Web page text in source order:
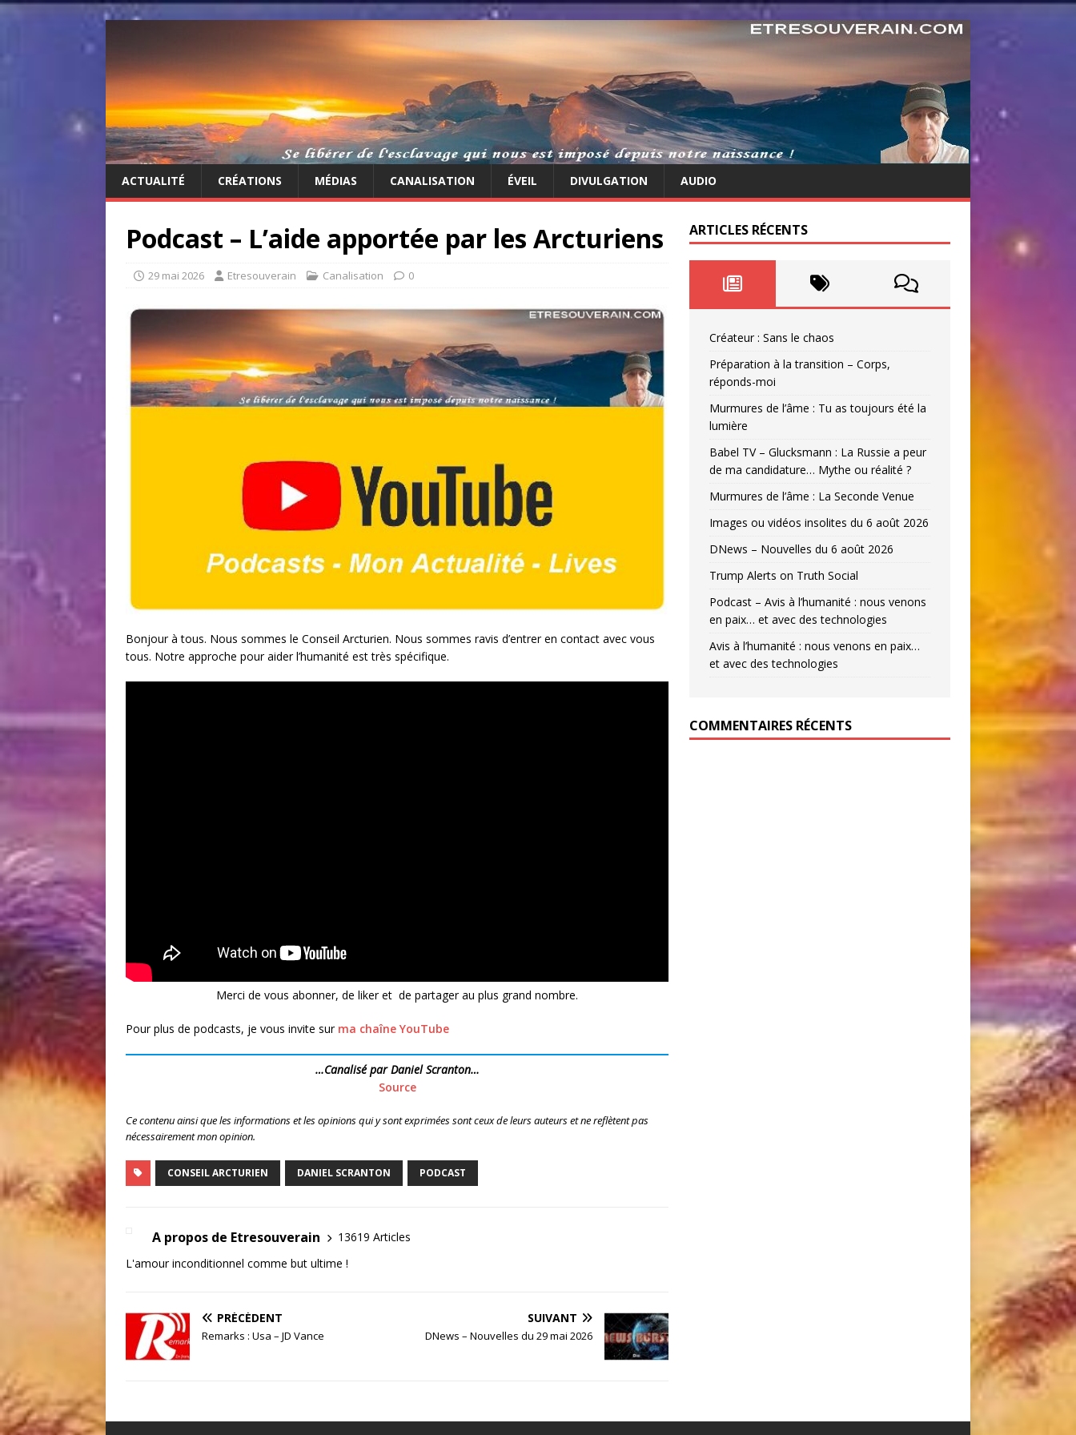
ACTUALITÉ CRÉATIONS MÉDIAS CANALISATION ÉVEIL DIVULGATION AUDIO
Podcast – L’aide apportée par les Arcturiens
29 mai 2026 Etresouverain Canalisation 0
Bonjour à tous. Nous sommes le Conseil Arcturien. Nous sommes ravis d’entrer en contact avec vous
tous. Notre approche pour aider l’humanité est très spécifique.
Merci de vous abonner, de liker et de partager au plus grand nombre.
Pour plus de podcasts, je vous invite sur ma chaîne YouTube
…Canalisé par Daniel Scranton…
Source
Ce contenu ainsi que les informations et les opinions qui y sont exprimées sont ceux de leurs auteurs et ne reflètent pas
nécessairement mon opinion.
CONSEIL ARCTURIEN DANIEL SCRANTON PODCAST
A propos de Etresouverain
13619 Articles
L'amour inconditionnel comme but ultime !
PRÉCÉDENT
Remarks : Usa – JD Vance
SUIVANT
DNews – Nouvelles du 29 mai 2026
ARTICLES RÉCENTS
Créateur : Sans le chaos
Préparation à la transition – Corps,
réponds-moi
Murmures de l’âme : Tu as toujours été la
lumière
Babel TV – Glucksmann : La Russie a peur
de ma candidature… Mythe ou réalité ?
Murmures de l’âme : La Seconde Venue
Images ou vidéos insolites du 6 août 2026
DNews – Nouvelles du 6 août 2026
Trump Alerts on Truth Social
Podcast – Avis à l’humanité : nous venons
en paix… et avec des technologies
Avis à l’humanité : nous venons en paix…
et avec des technologies
COMMENTAIRES RÉCENTS